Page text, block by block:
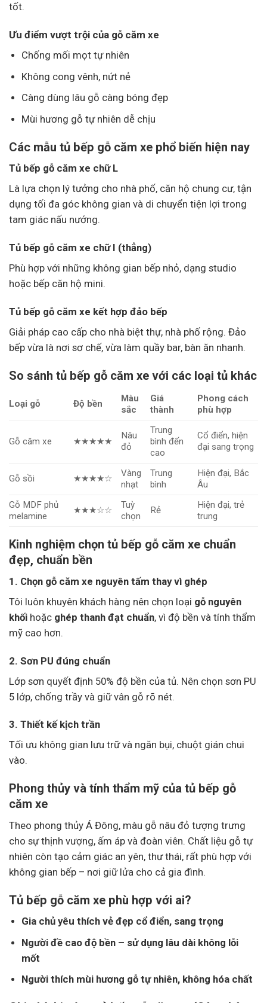
tốt.
Ưu điểm vượt trội của gỗ căm xe
Chống mối mọt tự nhiên
Không cong vênh, nứt nẻ
Càng dùng lâu gỗ càng bóng đẹp
Mùi hương gỗ tự nhiên dễ chịu
Các mẫu tủ bếp gỗ căm xe phổ biến hiện nay
Tủ bếp gỗ căm xe chữ L
Là lựa chọn lý tưởng cho nhà phố, căn hộ chung cư, tận
dụng tối đa góc không gian và di chuyển tiện lợi trong
tam giác nấu nướng.
Tủ bếp gỗ căm xe chữ I (thẳng)
Phù hợp với những không gian bếp nhỏ, dạng studio
hoặc bếp căn hộ mini.
Tủ bếp gỗ căm xe kết hợp đảo bếp
Giải pháp cao cấp cho nhà biệt thự, nhà phố rộng. Đảo
bếp vừa là nơi sơ chế, vừa làm quầy bar, bàn ăn nhanh.
So sánh tủ bếp gỗ căm xe với các loại tủ khác
Loại gỗ Độ bền
Màu
sắc
Giá
thành
Phong cách
phù hợp
Gỗ căm xe ★★★★★
Nâu
đỏ
Trung
bình đến
cao
Cổ điển, hiện
đại sang trọng
Gỗ sồi ★★★★☆
Vàng
nhạt
Trung
bình
Hiện đại, Bắc
Âu
Gỗ MDF phủ
melamine
★★★☆☆
Tuỳ
chọn
Rẻ
Hiện đại, trẻ
trung
Kinh nghiệm chọn tủ bếp gỗ căm xe chuẩn
đẹp, chuẩn bền
1. Chọn gỗ căm xe nguyên tấm thay vì ghép
Tôi luôn khuyên khách hàng nên chọn loại gỗ nguyên
khối hoặc ghép thanh đạt chuẩn, vì độ bền và tính thẩm
mỹ cao hơn.
2. Sơn PU đúng chuẩn
Lớp sơn quyết định 50% độ bền của tủ. Nên chọn sơn PU
5 lớp, chống trầy và giữ vân gỗ rõ nét.
3. Thiết kế kịch trần
Tối ưu không gian lưu trữ và ngăn bụi, chuột gián chui
vào.
Phong thủy và tính thẩm mỹ của tủ bếp gỗ
căm xe
Theo phong thủy Á Đông, màu gỗ nâu đỏ tượng trưng
cho sự thịnh vượng, ấm áp và đoàn viên. Chất liệu gỗ tự
nhiên còn tạo cảm giác an yên, thư thái, rất phù hợp với
không gian bếp – nơi giữ lửa cho cả gia đình.
Tủ bếp gỗ căm xe phù hợp với ai?
Gia chủ yêu thích vẻ đẹp cổ điển, sang trọng
Người đề cao độ bền – sử dụng lâu dài không lỗi
mốt
Người thích mùi hương gỗ tự nhiên, không hóa chất